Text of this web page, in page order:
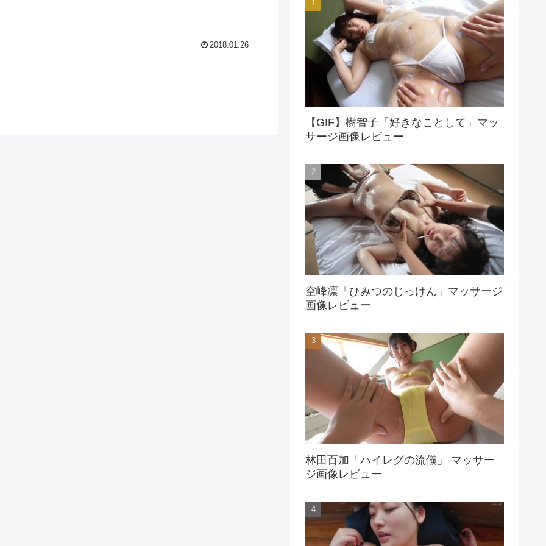
2018.01.26
【GIF】樹智子「好きなことして」マッ
サージ画像レビュー
空峰凛「ひみつのじっけん」マッサージ
画像レビュー
林田百加「ハイレグの流儀」 マッサー
ジ画像レビュー